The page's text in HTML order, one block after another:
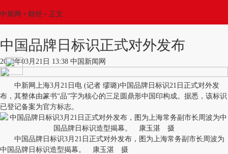
中新网 • 财经 • 正文
中国品牌日标识正式对外发布
2018年03月21日 13:38 中国新闻网
中新网上海3月21日电 (记者 缪璐)中国品牌日标识21日正式对外发
布，其整体由篆书“品”字为核心的三足圆鼎形中国印构成。据悉，该标识
已登记备案为官方标志。
中国品牌日标识3月21日正式对外发布，图为上海常务副市长周波为
中国品牌日标识造型揭幕。 康玉湛 摄